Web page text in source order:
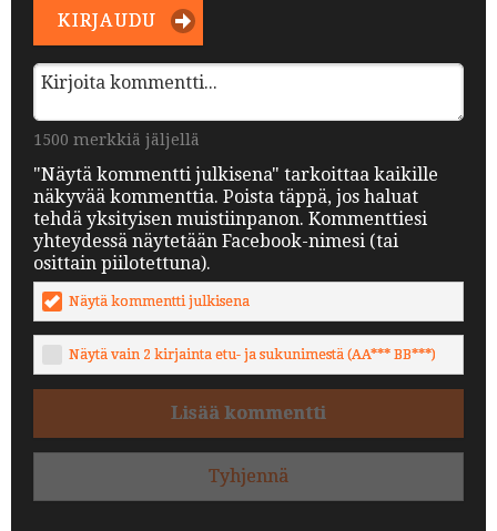
KIRJAUDU
1500 merkkiä jäljellä
"Näytä kommentti julkisena" tarkoittaa kaikille
näkyvää kommenttia. Poista täppä, jos haluat
tehdä yksityisen muistiinpanon. Kommenttiesi
yhteydessä näytetään Facebook-nimesi (tai
osittain piilotettuna).
Näytä kommentti julkisena
Näytä vain 2 kirjainta etu- ja sukunimestä (AA*** BB***)
Lisää kommentti
Tyhjennä